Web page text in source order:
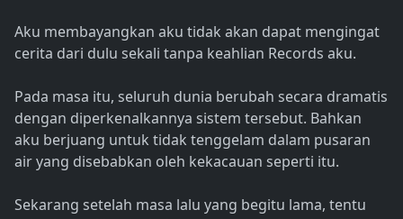
Aku membayangkan aku tidak akan dapat mengingat
cerita dari dulu sekali tanpa keahlian Records aku.
Pada masa itu, seluruh dunia berubah secara dramatis
dengan diperkenalkannya sistem tersebut. Bahkan
aku berjuang untuk tidak tenggelam dalam pusaran
air yang disebabkan oleh kekacauan seperti itu.
Sekarang setelah masa lalu yang begitu lama, tentu